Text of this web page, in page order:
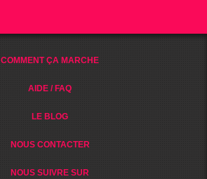
COMMENT ÇA MARCHE
AIDE / FAQ
LE BLOG
NOUS CONTACTER
NOUS SUIVRE SUR